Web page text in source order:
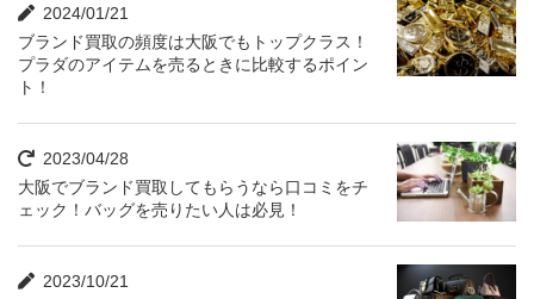
2024/01/21
ブランド買取の頻度は大阪でもトップクラス！
プラダのアイテムを売るときに比較するポイン
ト！
2023/04/28
大阪でブランド買取してもらうなら口コミをチ
ェック！バッグを売りたい人は必見！
2023/10/21